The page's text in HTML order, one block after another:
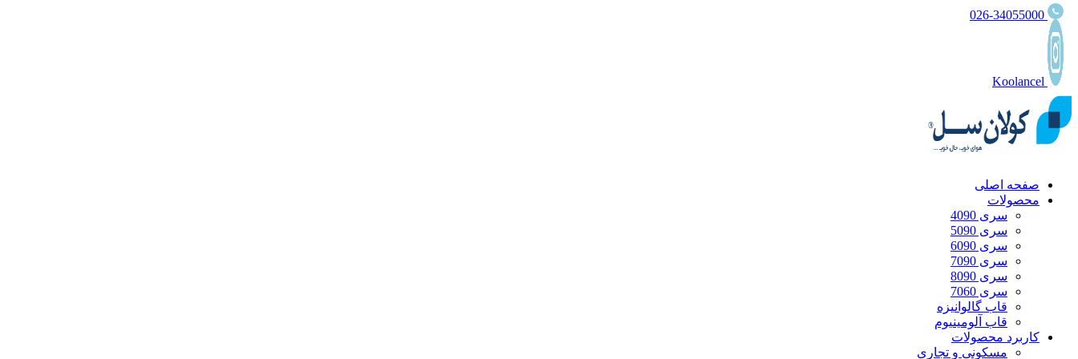
صفحه اصلی
محصولات
سری 4090
سری 5090
سری 6090
سری 7090
سری 8090
سری 7060
قاب گالوانیزه
قاب آلومینیوم
کاربرد محصولات
مسکونی و تجاری